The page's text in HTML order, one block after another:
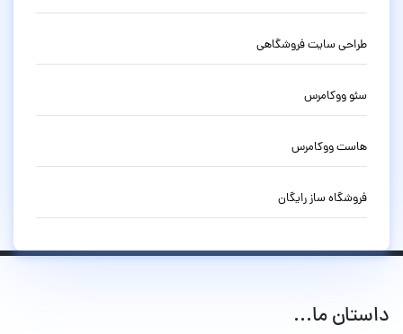
طراحی سایت فروشگاهی
سئو ووکامرس
هاست ووکامرس
فروشگاه ساز رایگان
داستان ما...